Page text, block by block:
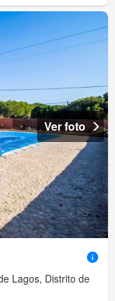
Ver foto
Lagos, Distrito de